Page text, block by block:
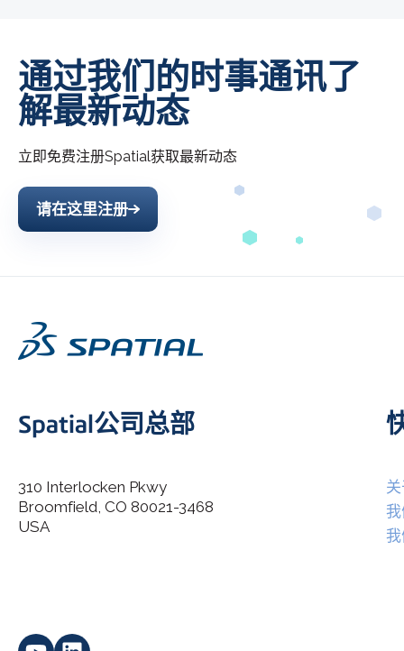
通过我们的时事通讯了
解最新动态
立即免费注册Spatial获取最新动态
I agree to allow Spatial Corp to store and process my
请在这里注册
Spatial公司总部
310 Interlocken Pkwy
Broomfield, CO 80021-3468
USA